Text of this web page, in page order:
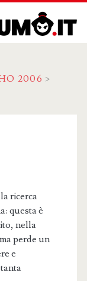
2006 >
ricerca
questa è
nella
perde un
e